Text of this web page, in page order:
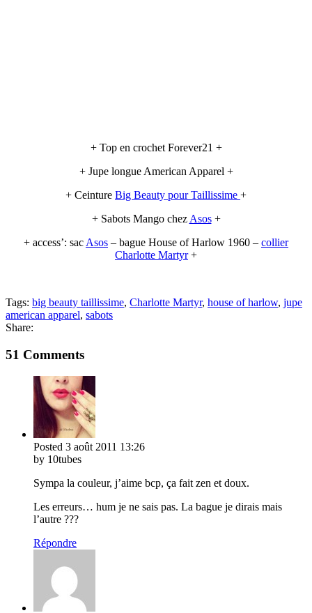
+ Top en crochet Forever21 +
+ Jupe longue American Apparel +
+ Ceinture Big Beauty pour Taillissime +
+ Sabots Mango chez Asos+
+ access’: sac Asos – bague House of Harlow 1960 – collier
Charlotte Martyr+
Tags: big beauty taillissime, Charlotte Martyr, house of harlow, jupe
american apparel, sabots
Share:
51 Comments
Posted 3 août 2011 13:26
by 10tubes
Sympa la couleur, j’aime bcp, ça fait zen et doux.
Les erreurs… hum je ne sais pas. La bague je dirais mais
l’autre ???
Répondre